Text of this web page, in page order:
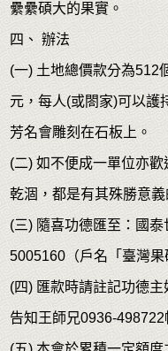
纍纍碩大的果實。
四、 辦法
(一) 土地總價款分為512
元，每人(或閤家)可以護
芳名會雕刻在石板上。
(二) 如不便成一單位亦
乾涸，都是有其殊勝意
(三) 隨喜功德匯至：國
5005160（戶名「臺灣果
(四) 匯款時請註記功德
告知王師兄0936-